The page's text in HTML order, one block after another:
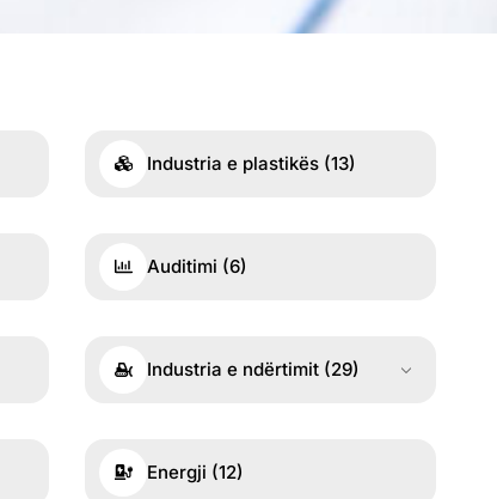
Industria e plastikës (13)
Auditimi (6)
Industria e ndërtimit (29)
Energji (12)